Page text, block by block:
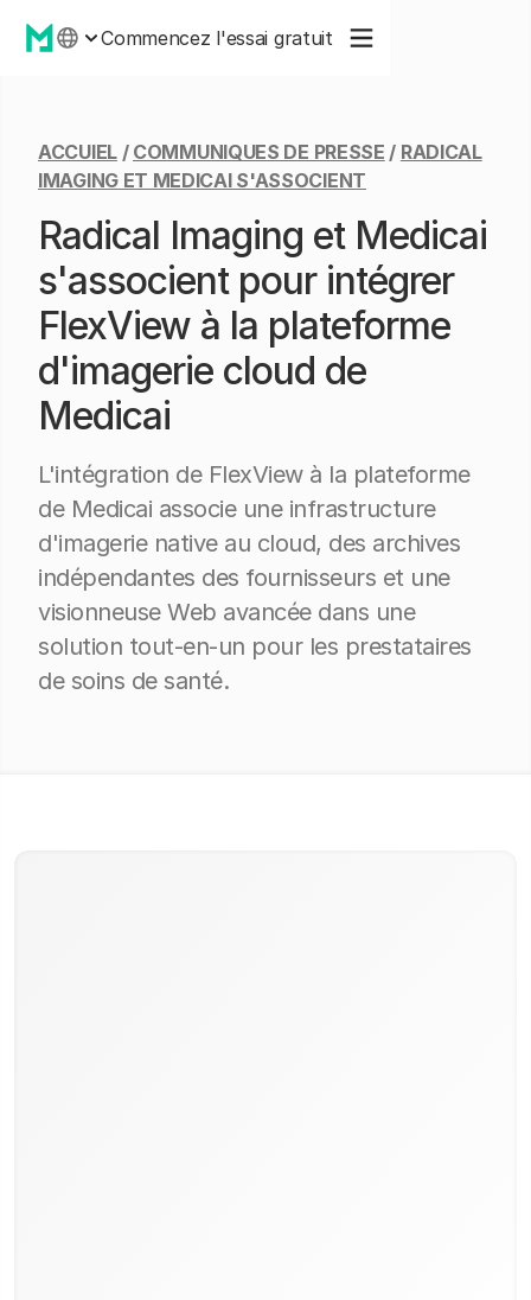
Commencez l'essai gratuit
ACCUIEL/ COMMUNIQUES DE PRESSE / RADICAL
IMAGING ET MEDICAI S'ASSOCIENT
Radical Imaging et Medicai
s'associent pour intégrer
FlexView à la plateforme
d'imagerie cloud de
Medicai
L'intégration de FlexView à la plateforme
de Medicai associe une infrastructure
d'imagerie native au cloud, des archives
indépendantes des fournisseurs et une
visionneuse Web avancée dans une
solution tout-en-un pour les prestataires
de soins de santé.